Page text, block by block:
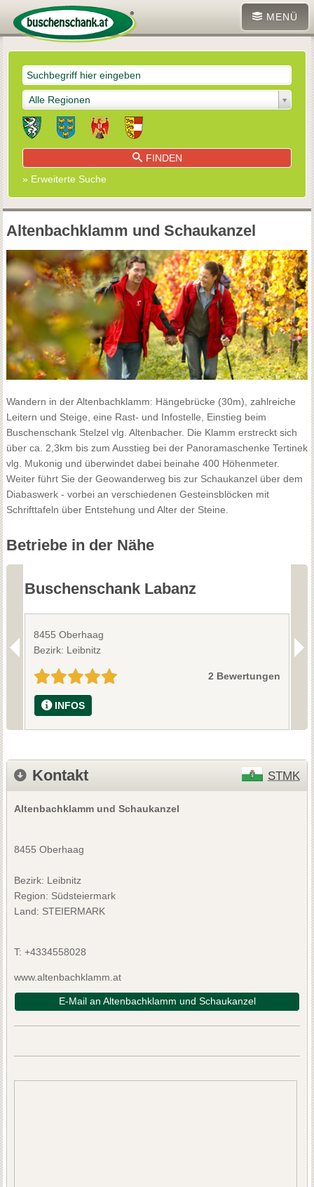
MENÜ
Alle Regionen
FINDEN
» Erweiterte Suche
Altenbachklamm und Schaukanzel
Wandern in der Altenbachklamm: Hängebrücke (30m), zahlreiche
Leitern und Steige, eine Rast- und Infostelle, Einstieg beim
Buschenschank Stelzel vlg. Altenbacher. Die Klamm erstreckt sich
über ca. 2,3km bis zum Ausstieg bei der Panoramaschenke Tertinek
vlg. Mukonig und überwindet dabei beinahe 400 Höhenmeter.
Weiter führt Sie der Geowanderweg bis zur Schaukanzel über dem
Diabaswerk - vorbei an verschiedenen Gesteinsblöcken mit
Schrifttafeln über Entstehung und Alter der Steine.
Betriebe in der Nähe
Buschenschank Labanz
8455 Oberhaag
Bezirk: Leibnitz
2 Bewertungen
INFOS
Kontakt STMK
Altenbachklamm und Schaukanzel
8455 Oberhaag
Bezirk: Leibnitz
Region: Südsteiermark
Land: STEIERMARK
T: +4334558028
www.altenbachklamm.at
E-Mail an Altenbachklamm und Schaukanzel